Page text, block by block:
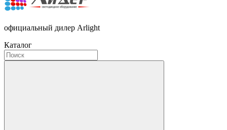
официальный дилер Arlight
Каталог